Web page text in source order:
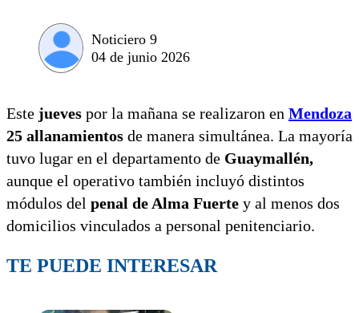
Noticiero 9
04 de junio 2026
Este jueves por la mañana se realizaron en Mendoza
25 allanamientos de manera simultánea. La mayoría
tuvo lugar en el departamento de Guaymallén,
aunque el operativo también incluyó distintos
módulos del penal de Alma Fuerte y al menos dos
domicilios vinculados a personal penitenciario.
TE PUEDE INTERESAR